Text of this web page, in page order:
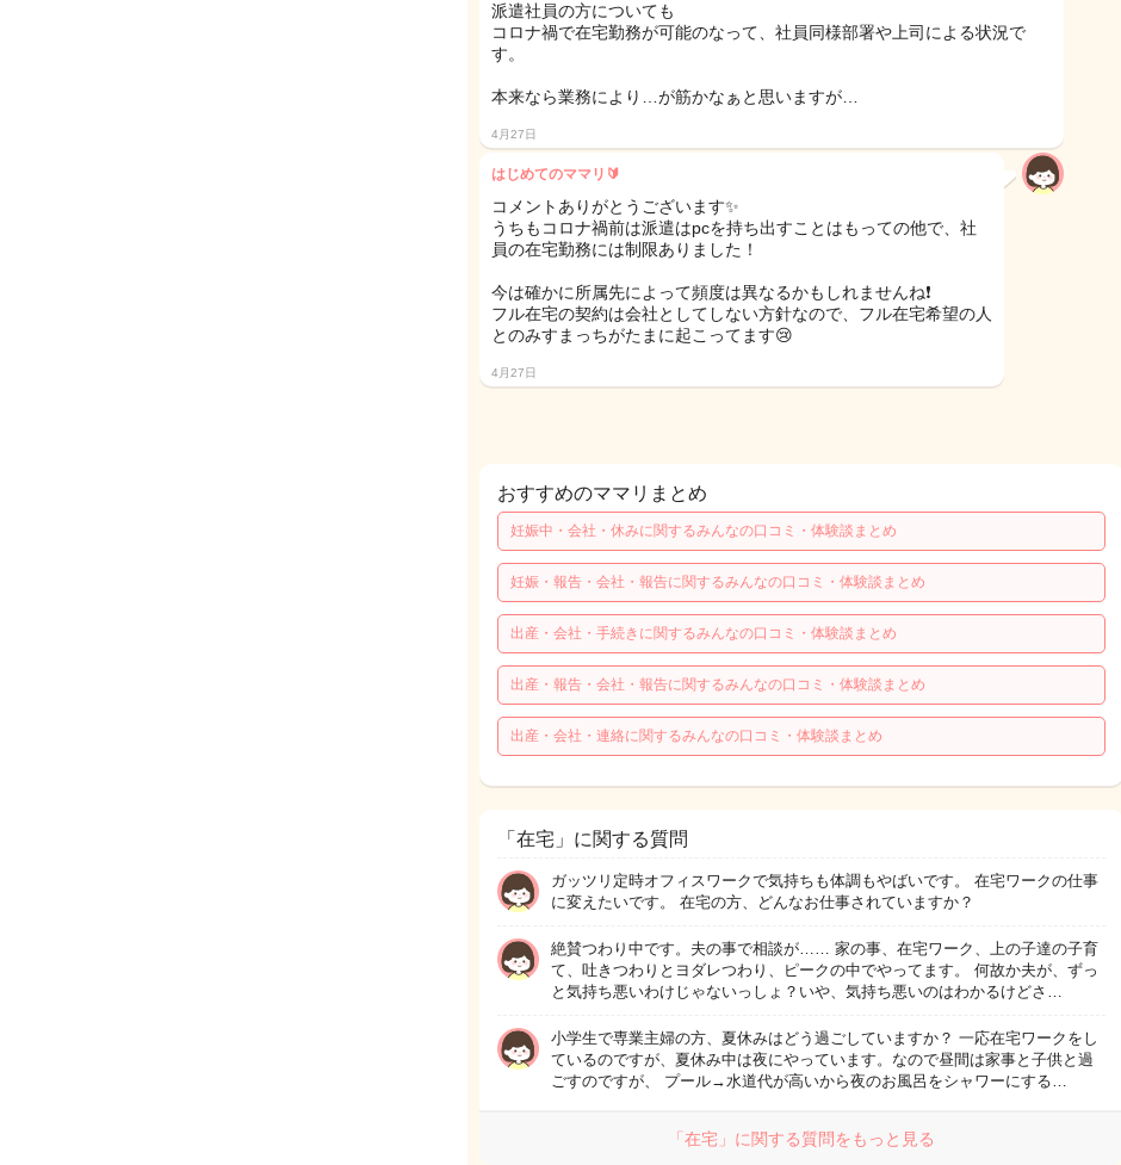
派遣社員の方についても
コロナ禍で在宅勤務が可能のなって、社員同様部署や上司による状況で
す。
本来なら業務により…が筋かなぁと思いますが…
4月27日
はじめてのママリ🔰
コメントありがとうございます✨
うちもコロナ禍前は派遣はpcを持ち出すことはもっての他で、社
員の在宅勤務には制限ありました！
今は確かに所属先によって頻度は異なるかもしれませんね❗️
フル在宅の契約は会社としてしない方針なので、フル在宅希望の人
とのみすまっちがたまに起こってます😢
4月27日
おすすめのママリまとめ
妊娠中・会社・休みに関するみんなの口コミ・体験談まとめ
妊娠・報告・会社・報告に関するみんなの口コミ・体験談まとめ
出産・会社・手続きに関するみんなの口コミ・体験談まとめ
出産・報告・会社・報告に関するみんなの口コミ・体験談まとめ
出産・会社・連絡に関するみんなの口コミ・体験談まとめ
「在宅」に関する質問
ガッツリ定時オフィスワークで気持ちも体調もやばいです。 在宅ワークの仕事
に変えたいです。 在宅の方、どんなお仕事されていますか？
絶賛つわり中です。夫の事で相談が…… 家の事、在宅ワーク、上の子達の子育
て、吐きつわりとヨダレつわり、ピークの中でやってます。 何故か夫が、ずっ
と気持ち悪いわけじゃないっしょ？いや、気持ち悪いのはわかるけどさ…
小学生で専業主婦の方、夏休みはどう過ごしていますか？ 一応在宅ワークをし
ているのですが、夏休み中は夜にやっています。なので昼間は家事と子供と過
ごすのですが、 プール→水道代が高いから夜のお風呂をシャワーにする…
「在宅」に関する質問をもっと見る